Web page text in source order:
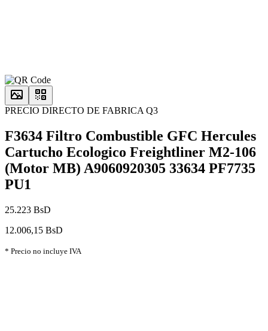
PRECIO DIRECTO DE FABRICA Q3
F3634 Filtro Combustible GFC Hercules
Cartucho Ecologico Freightliner M2-106
(Motor MB) A9060920305 33634 PF7735
PU1
25.223 BsD
12.006,15 BsD
* Precio no incluye IVA